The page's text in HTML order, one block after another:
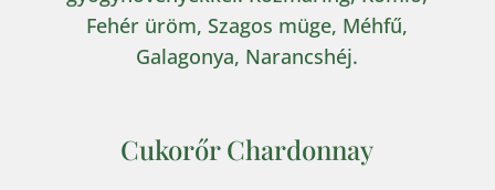
Fehér üröm, Szagos müge, Méhfű,
Galagonya, Narancshéj.
Cukorőr Chardonnay